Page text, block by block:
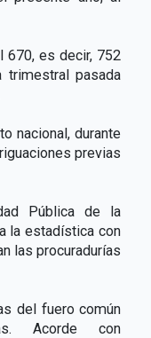
670, es decir, 752
pasada
nacional, durante
previas
Pública de la
la estadística con
las procuradurías
del fuero común
Acorde con